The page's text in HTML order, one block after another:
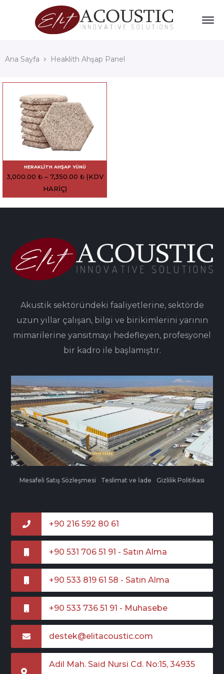
Ana Sayfa Heaklith Ahşap Panel
HERAKLITH AHŞAP YÜNÜ
3,000.00 ₺– 7,350.00 ₺ (KDV
HARIÇ)
Akustik sektöründeki faaliyetlerine, sektörde
uzun yıllar çalışan, bilgi ve birikimlerini yarının
mimarilerine yansıtmayı hedefleyen, profesyonel
bir kadro ile başlamıştır.
Mesafeli Satış Sözleşmesi Teslimat ve İade Gizlilik Politikası
+90 216 592 80 61
+90 531 706 51 91 - Satın Alma
+90 533 819 61 58 - Satın Alma
+90 533 736 51 91 - Muhasebe
destek@elitacoustic.com
Adil Mah. Said Nursi Cd. No:15, 34935